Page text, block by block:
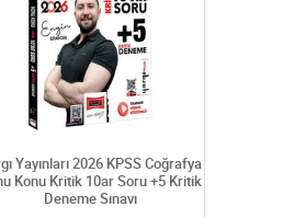
Yayınları 2026 KPSS Coğrafya
Konu Kritik 10ar Soru +5 Kritik
Deneme Sınavı